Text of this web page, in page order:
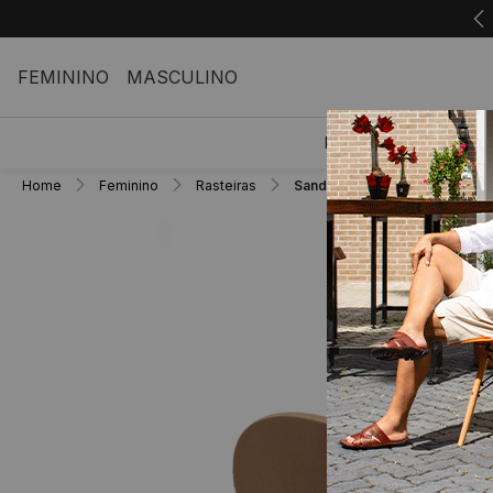
FEMININO MASCULINO
FEMININO
Home Feminino Rasteiras Sandália Rasteira Dara em